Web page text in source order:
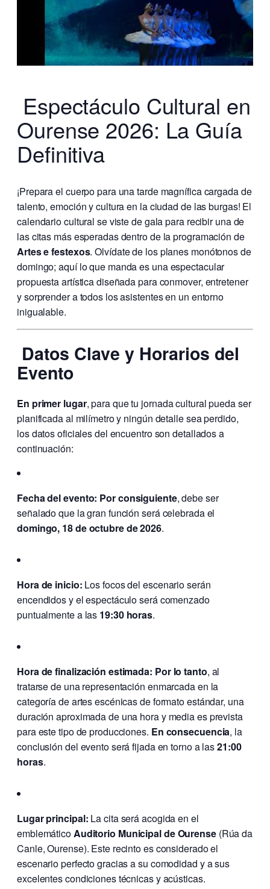
Espectáculo Cultural en
Ourense 2026: La Guía
Definitiva
¡Prepara el cuerpo para una tarde magnífica cargada de
talento, emoción y cultura en la ciudad de las burgas! El
calendario cultural se viste de gala para recibir una de
las citas más esperadas dentro de la programación de
Artes e festexos. Olvídate de los planes monótonos de
domingo; aquí lo que manda es una espectacular
propuesta artística diseñada para conmover, entretener
y sorprender a todos los asistentes en un entorno
inigualable.
Datos Clave y Horarios del
Evento
En primer lugar, para que tu jornada cultural pueda ser
planificada al milímetro y ningún detalle sea perdido,
los datos oficiales del encuentro son detallados a
continuación:
Fecha del evento: Por consiguiente, debe ser
señalado que la gran función será celebrada el
domingo, 18 de octubre de 2026.
Hora de inicio: Los focos del escenario serán
encendidos y el espectáculo será comenzado
puntualmente a las 19:30 horas.
Hora de finalización estimada: Por lo tanto, al
tratarse de una representación enmarcada en la
categoría de artes escénicas de formato estándar, una
duración aproximada de una hora y media es prevista
para este tipo de producciones. En consecuencia, la
conclusión del evento será fijada en torno a las21:00
horas.
Lugar principal: La cita será acogida en el
emblemáticoAuditorio Municipal de Ourense(Rúa da
Canle, Ourense). Este recinto es considerado el
escenario perfecto gracias a su comodidad y a sus
excelentes condiciones técnicas y acústicas.